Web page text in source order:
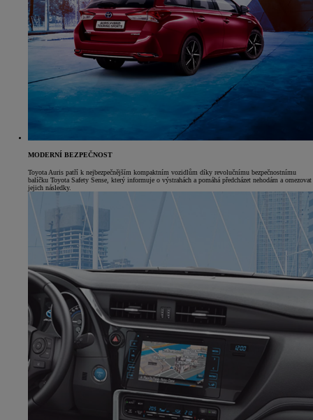
MODERNÍ BEZPEČNOST
Toyota Auris patří k nejbezpečnějším kompaktním vozidlům díky revolučnímu bezpečnostnímu
balíčku Toyota Safety Sense, který informuje o výstrahách a pomáhá předcházet nehodám a omezovat
jejich následky.